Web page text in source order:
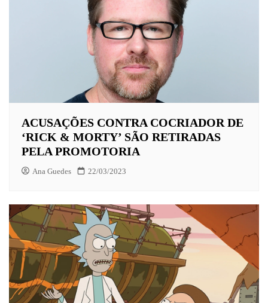
ACUSAÇÕES CONTRA COCRIADOR DE
‘RICK & MORTY’ SÃO RETIRADAS
PELA PROMOTORIA
Ana Guedes 22/03/2023